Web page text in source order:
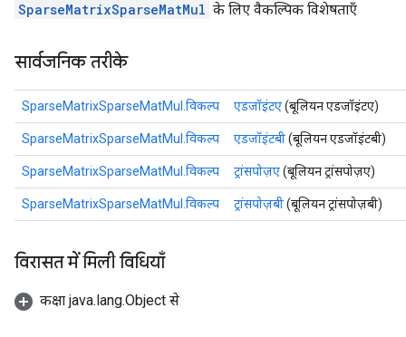
SparseMatrixSparseMatMul के लिए वैकल्पिक विशेषताएँ
सार्वजनिक तरीके
SparseMatrixSparseMatMul.विकल्प एडजॉइंटए(बूलियन एडजॉइंटए)
SparseMatrixSparseMatMul.विकल्प एडजॉइंटबी(बूलियन एडजॉइंटबी)
SparseMatrixSparseMatMul.विकल्प ट्रांसपोज़ए(बूलियन ट्रांसपोज़ए)
SparseMatrixSparseMatMul.विकल्प ट्रांसपोज़बी(बूलियन ट्रांसपोज़बी)
विरासत में मिली विधियाँ
कक्षा java.lang.Object से